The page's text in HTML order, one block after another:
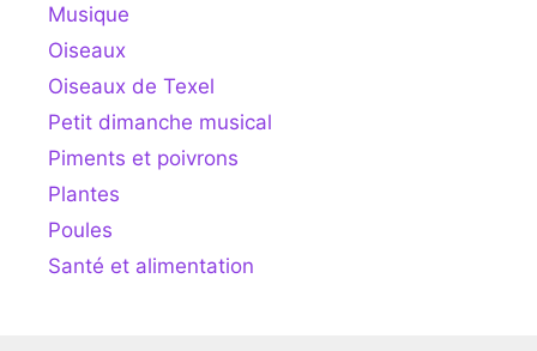
Musique
Oiseaux
Oiseaux de Texel
Petit dimanche musical
Piments et poivrons
Plantes
Poules
Santé et alimentation